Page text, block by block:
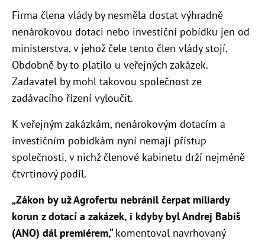
Firma člena vlády by nesměla dostat výhradně
nenárokovou dotaci nebo investiční pobídku jen od
ministerstva, v jehož čele tento člen vlády stojí.
Obdobně by to platilo u veřejných zakázek.
Zadavatel by mohl takovou společnost ze
zadávacího řízení vyloučit.
K veřejným zakázkám, nenárokovým dotacím a
investičním pobídkám nyní nemají přístup
společnosti, v nichž členové kabinetu drží nejméně
čtvrtinový podíl.
„Zákon by už Agrofertu nebránil čerpat miliardy
korun z dotací a zakázek, i kdyby byl Andrej Babiš
(ANO) dál premiérem,“komentoval navrhovaný